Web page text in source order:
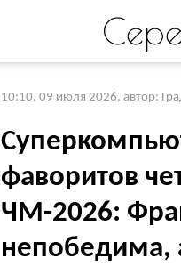
10:10, 09 июля 2026, автор:
фаворитов
ЧМ-2026:
непобедима,